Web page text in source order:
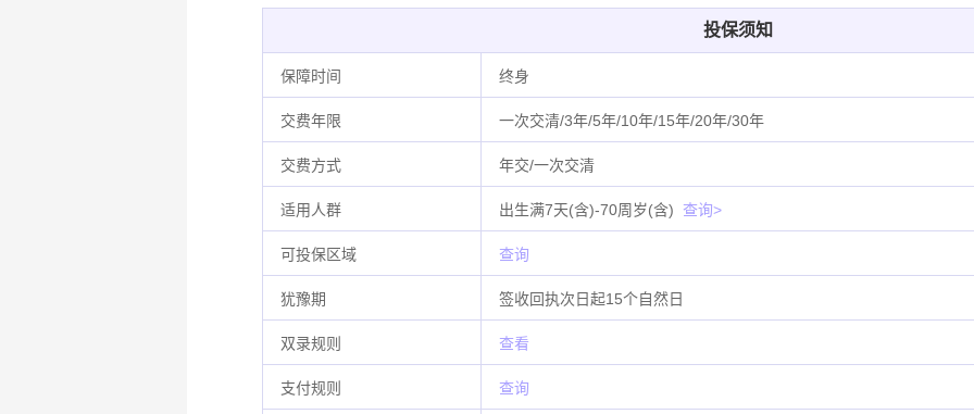
投保须知
保障时间 终身
交费年限 一次交清/3年/5年/10年/15年/20年/30年
交费方式 年交/一次交清
适用人群 出生满7天(含)-70周岁(含) 查询>
可投保区域 查询
犹豫期 签收回执次日起15个自然日
双录规则 查看
支付规则 查询